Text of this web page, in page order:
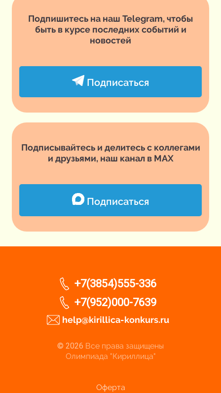
Подпишитесь на наш Telegram, чтобы
быть в курсе последних событий и
новостей
Подписаться
Подписывайтесь и делитесь с коллегами
и друзьями, наш канал в MAX
Подписаться
+7(3854)555-336
+7(952)000-7639
help@kirillica-konkurs.ru
© 2026 Все права защищены
Олимпиада "Кириллица"
Оферта